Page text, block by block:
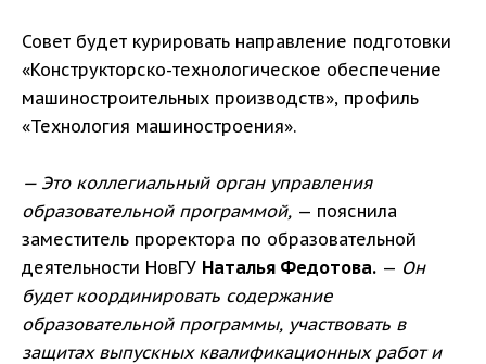
Совет будет курировать направление подготовки
«Конструкторско-технологическое обеспечение
машиностроительных производств», профиль
«Технология машиностроения».
— Это коллегиальный орган управления
образовательной программой, — пояснила
заместитель проректора по образовательной
деятельности НовГУ Наталья Федотова. — Он
будет координировать содержание
образовательной программы, участвовать в
защитах выпускных квалификационных работ и